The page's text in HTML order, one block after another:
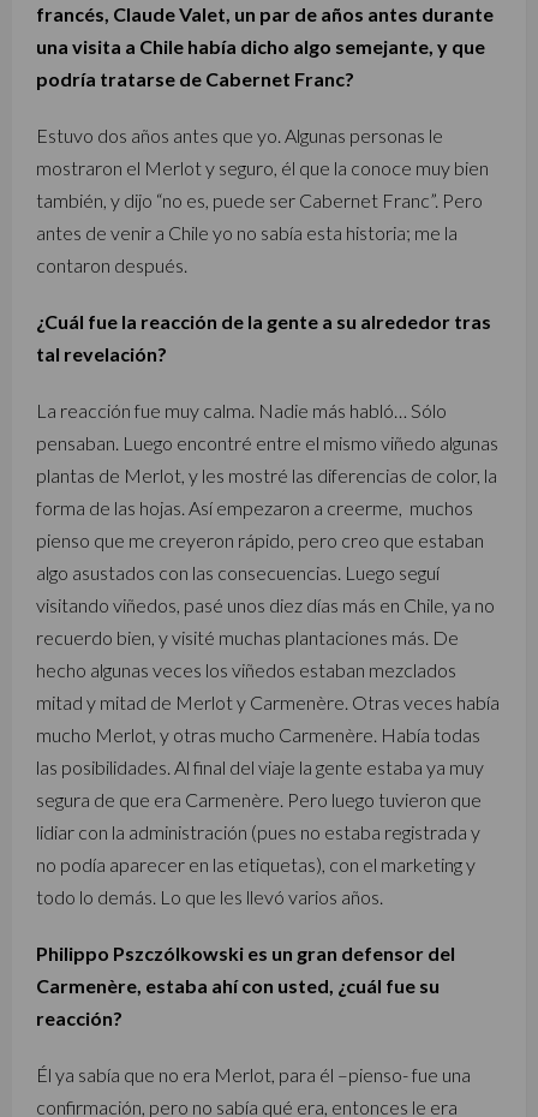
francés, Claude Valet, un par de años antes durante
una visita a Chile había dicho algo semejante, y que
podría tratarse de Cabernet Franc?
Estuvo dos años antes que yo. Algunas personas le
mostraron el Merlot y seguro, él que la conoce muy bien
también, y dijo “no es, puede ser Cabernet Franc”. Pero
antes de venir a Chile yo no sabía esta historia; me la
contaron después.
¿Cuál fue la reacción de la gente a su alrededor tras
tal revelación?
La reacción fue muy calma. Nadie más habló… Sólo
pensaban. Luego encontré entre el mismo viñedo algunas
plantas de Merlot, y les mostré las diferencias de color, la
forma de las hojas. Así empezaron a creerme, muchos
pienso que me creyeron rápido, pero creo que estaban
algo asustados con las consecuencias. Luego seguí
visitando viñedos, pasé unos diez días más en Chile, ya no
recuerdo bien, y visité muchas plantaciones más. De
hecho algunas veces los viñedos estaban mezclados
mitad y mitad de Merlot y Carmenère. Otras veces había
mucho Merlot, y otras mucho Carmenère. Había todas
las posibilidades. Al final del viaje la gente estaba ya muy
segura de que era Carmenère. Pero luego tuvieron que
lidiar con la administración (pues no estaba registrada y
no podía aparecer en las etiquetas), con el marketing y
todo lo demás. Lo que les llevó varios años.
Philippo Pszczólkowski es un gran defensor del
Carmenère, estaba ahí con usted, ¿cuál fue su
reacción?
Él ya sabía que no era Merlot, para él –pienso- fue una
confirmación, pero no sabía qué era, entonces le era